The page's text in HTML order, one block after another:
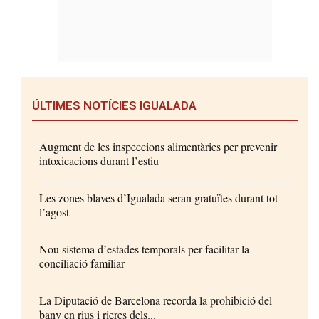
ÚLTIMES NOTÍCIES IGUALADA
Augment de les inspeccions alimentàries per prevenir
intoxicacions durant l’estiu
Les zones blaves d’Igualada seran gratuïtes durant tot
l’agost
Nou sistema d’estades temporals per facilitar la
conciliació familiar
La Diputació de Barcelona recorda la prohibició del
bany en rius i rieres dels...